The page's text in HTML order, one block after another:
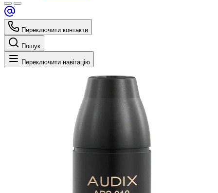
Переключити контакти
Пошук
Переключити навігацію